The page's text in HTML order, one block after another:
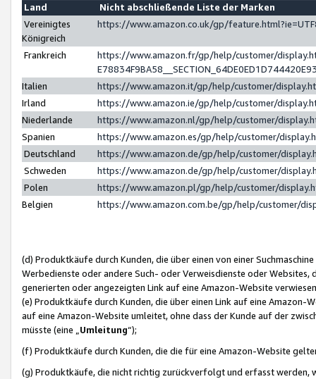
Land
Nicht abschließende Liste der Marken
Vereinigtes
Königreich
https://www.amazon.co.uk/gp/
Frankreich
https://www.amazon.fr/gp/help/customer/
Italien
https://www.amazon.it/gp/help/customer/
Irland
https://www.amazon.ie/gp/help/customer/
Niederlande
https://www.amazon.nl/gp/help/customer/
Spanien
https://www.amazon.es/gp/help/customer/
Deutschland
https://www.amazon.de/gp/help/customer/
Schweden
https://www.amazon.de/gp/help/customer/
Polen
https://www.amazon.pl/gp/help/customer/
Belgien
https://www.amazon.com.be/gp/help/customer/
(d) Produktkäufe durch Kunden, die über einen von einer
Werbedienste oder andere Such- oder Verweisdienste oder Websites,
generierten oder angezeigten Link auf eine Amazon-Website
(e) Produktkäufe durch Kunden, die über einen Link auf eine
auf eine Amazon-Website umleitet, ohne dass der Kunde auf der
müsste (eine „ Umleitung“);
(f) Produktkäufe durch Kunden, die die für eine Amazon-Website
(g) Produktkäufe, die nicht richtig zurückverfolgt und erfasst werden,